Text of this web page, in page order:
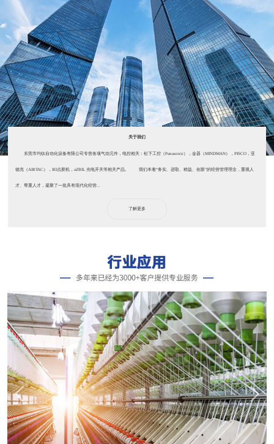
关于我们
东莞市均钛自动化设备有限公司专营各项气动元件，电控相关：松下工控（Panasonic），金器（MINDMAN），PISCO，亚
德克（AIRTAC），IEI点胶机，aZBIL 光电开关等相关产品。 我们本着“务实、进取、精益、创新”的经营管理理念，重视人
才、尊重人才，凝聚了一批具有现代化经营...
了解更多